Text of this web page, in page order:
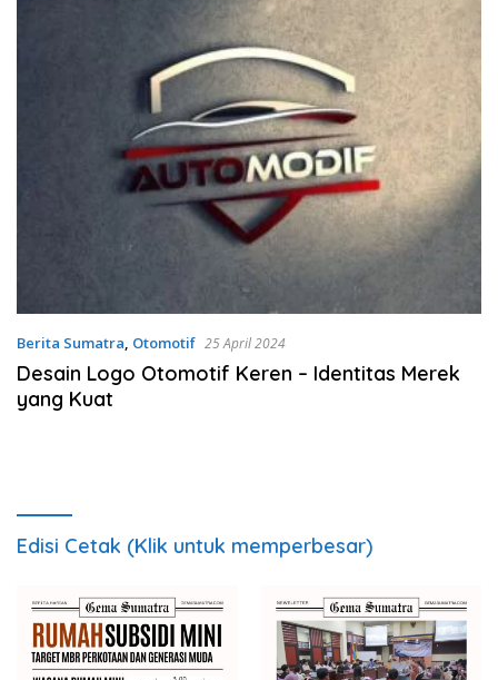
Berita Sumatra, Otomotif 25 April 2024
Desain Logo Otomotif Keren – Identitas Merek
yang Kuat
Edisi Cetak (Klik untuk memperbesar)